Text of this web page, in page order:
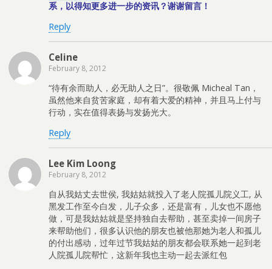
系，以得知更多进一步的资讯？谢谢留言！
Reply
Celine
February 8, 2012
“待有余而助人，必无助人之日”。很敬佩 Micheal Tan，
虽然他来自贫苦家庭，却有着大爱的精神，并且马上付与
行动，实在值得表扬与发扬光大。
Reply
Lee Kim Loong
February 8, 2012
自从我姑丈去世侯, 我姑姑就投入了老人院孤儿院义工, 从
黑发工作至今白发，儿子众多，还是富有，儿女也不愿他​
做，可是我姑姑就是坚持独自去帮助，甚至卖掉一间房子
来​帮助他们，很多认识他的朋友也被他那她为老人和孤儿
的付​出感动，过年过节我姑姑的朋友都会联系她一起到老
人院孤​儿院帮忙，这新年我也主动一起去派红包